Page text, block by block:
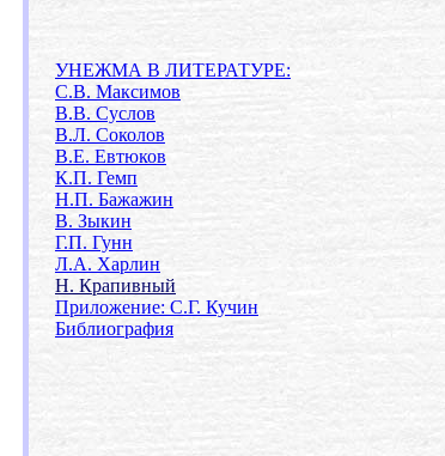
УНЕЖМА В ЛИТЕРАТУРЕ:
С.В. Максимов
В.В. Суслов
В.Л. Соколов
В.Е. Евтюков
К.П. Гемп
Н.П. Бажажин
В. Зыкин
Г.П. Гунн
Л.А. Харлин
Н. Крапивный
Приложение: С.Г. Кучин
Библиография